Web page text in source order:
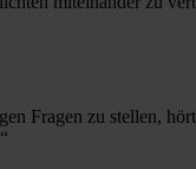
Fragen zu stellen,